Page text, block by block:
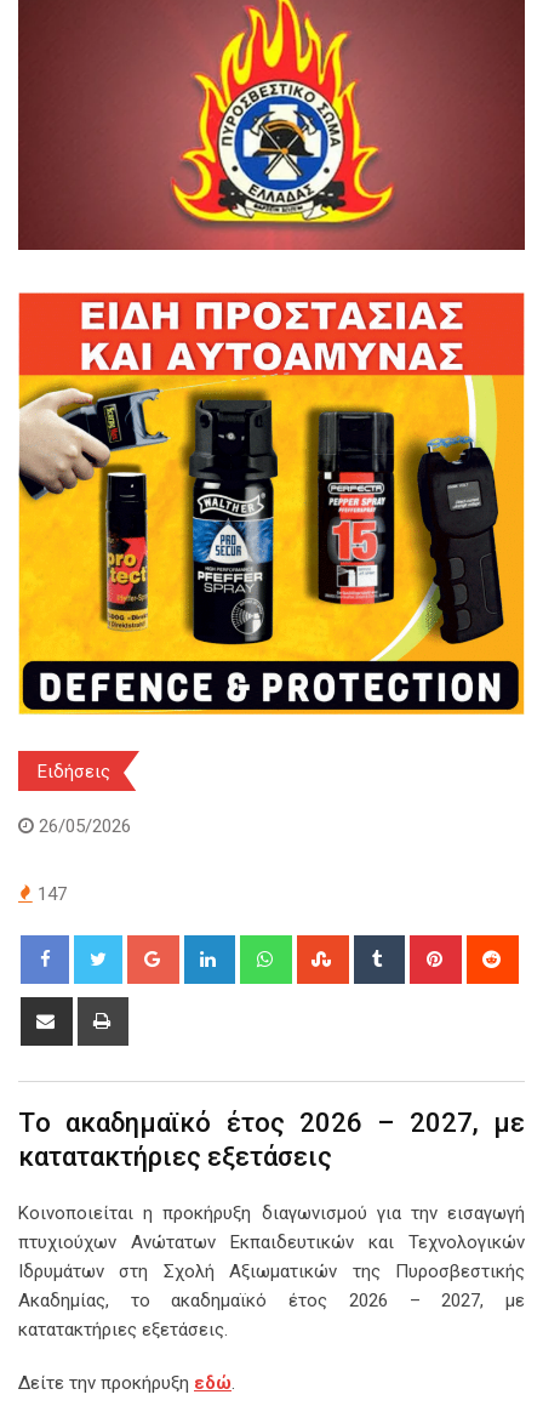
Ειδήσεις
26/05/2026
147
Google+ LinkedIn WhatsappStumbleUpon
Tumblr Pinterest
Share
Tο ακαδημαϊκό έτος 2026 – 2027, με
κατατακτήριες εξετάσεις
Κοινοποιείται η προκήρυξη διαγωνισμού για την εισαγωγή
πτυχιούχων Ανώτατων Εκπαιδευτικών και Τεχνολογικών
Ιδρυμάτων στη Σχολή Αξιωματικών της Πυροσβεστικής
Ακαδημίας, το ακαδημαϊκό έτος 2026 – 2027, με
κατατακτήριες εξετάσεις.
Δείτε την προκήρυξη εδώ.